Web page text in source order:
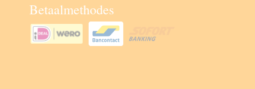
Betaalmethodes